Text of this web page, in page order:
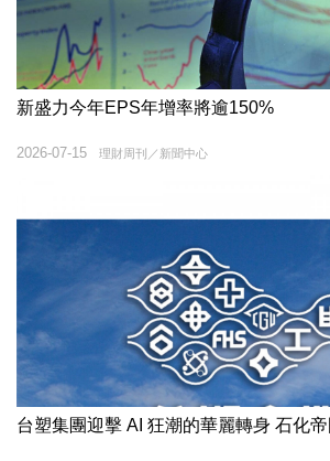
新盛力今年EPS年增率將逾150%
理財周刊／新聞中心
2026-07-15
台塑集團迎擊 AI 狂潮的華麗轉身 石化